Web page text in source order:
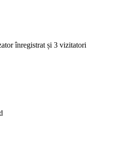
înregistrat și 3 vizitatori